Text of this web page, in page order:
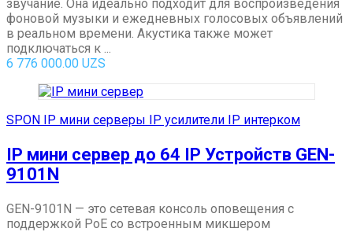
звучание. Она идеально подходит для воспроизведения
фоновой музыки и ежедневных голосовых объявлений
в реальном времени. Акустика также может
подключаться к ...
6 776 000.00 UZS
SPON IP мини серверы IP усилители IP интерком
IP мини сервер до 64 IP Устройств GEN-
9101N
GEN-9101N — это сетевая консоль оповещения с
поддержкой PoE со встроенным микшером